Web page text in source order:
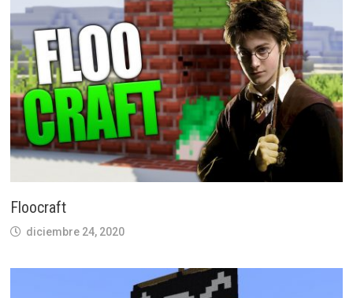
Floocraft
diciembre 24, 2020